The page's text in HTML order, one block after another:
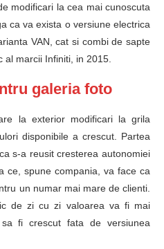
modificari la cea mai cunoscuta
ca va exista o versiune electrica
VAN, cat si combi de sapte
al marcii Infiniti, in 2015.
galeria foto
la exterior modificari la grila
disponibile a crescut. Partea
s-a reusit cresterea autonomiei
ce, spune compania, va face ca
un numar mai mare de clienti.
de zi cu zi valoarea va fi mai
fi crescut fata de versiunea